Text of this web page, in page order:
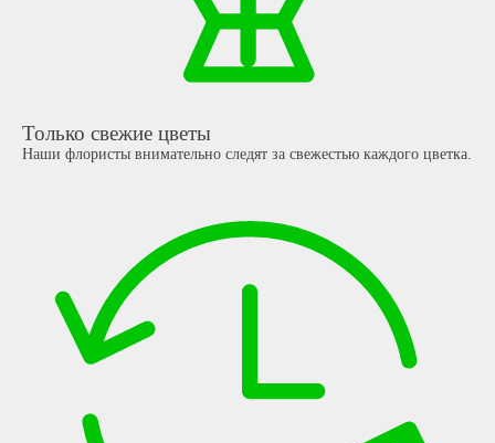
Только свежие цветы
Наши флористы внимательно следят за свежестью каждого цветка.